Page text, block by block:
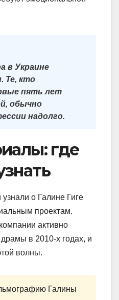
в Украине
Те, кто
пять лет
обычно
надолго.
где
о Галине Гиге
проектам.
активно
в 2010-х годах, и
волны.
Галины